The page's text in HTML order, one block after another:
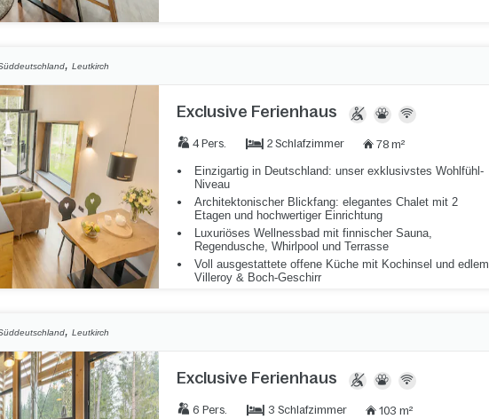
,Leutkirch
Exclusive Ferienhaus
4 Pers. 2 Schlafzimmer 78 m²
Einzigartig in Deutschland: unser exklusivstes Wohlfühl-
Niveau
Architektonischer Blickfang: elegantes Chalet mit 2
Etagen und hochwertiger Einrichtung
Luxuriöses Wellnessbad mit finnischer Sauna,
Regendusche, Whirlpool und Terrasse
Voll ausgestattete offene Küche mit Kochinsel und edlem
Villeroy & Boch-Geschirr
,Leutkirch
Exclusive Ferienhaus
6 Pers. 3 Schlafzimmer 103 m²